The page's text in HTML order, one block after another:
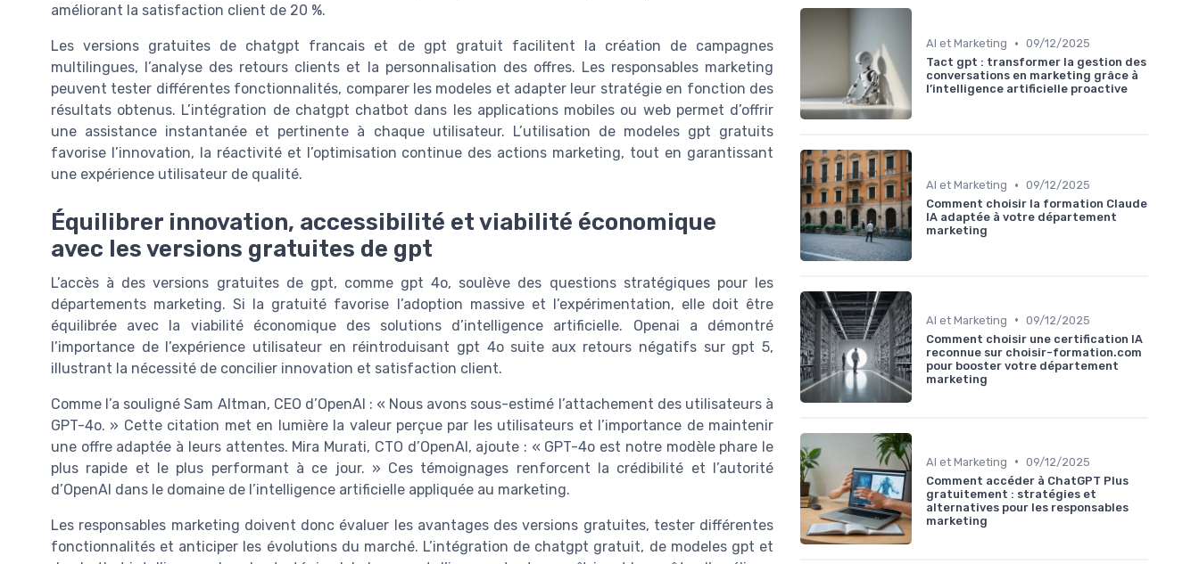
améliorant la satisfaction client de 20 %.
Les versions gratuites de chatgpt francais et de gpt gratuit facilitent la création de campagnes
multilingues, l’analyse des retours clients et la personnalisation des offres. Les responsables marketing
peuvent tester différentes fonctionnalités, comparer les modeles et adapter leur stratégie en fonction des
résultats obtenus. L’intégration de chatgpt chatbot dans les applications mobiles ou web permet d’offrir
une assistance instantanée et pertinente à chaque utilisateur. L’utilisation de modeles gpt gratuits
favorise l’innovation, la réactivité et l’optimisation continue des actions marketing, tout en garantissant
une expérience utilisateur de qualité.
Équilibrer innovation, accessibilité et viabilité économique
avec les versions gratuites de gpt
L’accès à des versions gratuites de gpt, comme gpt 4o, soulève des questions stratégiques pour les
départements marketing. Si la gratuité favorise l’adoption massive et l’expérimentation, elle doit être
équilibrée avec la viabilité économique des solutions d’intelligence artificielle. Openai a démontré
l’importance de l’expérience utilisateur en réintroduisant gpt 4o suite aux retours négatifs sur gpt 5,
illustrant la nécessité de concilier innovation et satisfaction client.
Comme l’a souligné Sam Altman, CEO d’OpenAI : « Nous avons sous-estimé l’attachement des utilisateurs à
GPT-4o. » Cette citation met en lumière la valeur perçue par les utilisateurs et l’importance de maintenir
une offre adaptée à leurs attentes. Mira Murati, CTO d’OpenAI, ajoute : « GPT-4o est notre modèle phare le
plus rapide et le plus performant à ce jour. » Ces témoignages renforcent la crédibilité et l’autorité
d’OpenAI dans le domaine de l’intelligence artificielle appliquée au marketing.
Les responsables marketing doivent donc évaluer les avantages des versions gratuites, tester différentes
fonctionnalités et anticiper les évolutions du marché. L’intégration de chatgpt gratuit, de modeles gpt et
AI et Marketing • 09/12/2025
Tact gpt : transformer la gestion des
conversations en marketing grâce à
l’intelligence artificielle proactive
AI et Marketing • 09/12/2025
Comment choisir la formation Claude
IA adaptée à votre département
marketing
AI et Marketing • 09/12/2025
Comment choisir une certification IA
reconnue sur choisir-formation.com
pour booster votre département
marketing
AI et Marketing • 09/12/2025
Comment accéder à ChatGPT Plus
gratuitement : stratégies et
alternatives pour les responsables
marketing